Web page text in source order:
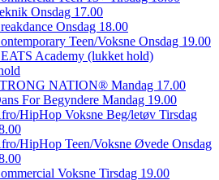
Onsdag 17.00
Onsdag 18.00
Teen/Voksne Onsdag 19.00
Academy (lukket hold)
NATION® Mandag 17.00
For Begyndere Mandag 19.00
HipHop Voksne Beg/letøv Tirsdag
HipHop Teen/Voksne Øvede Onsdag
Voksne Tirsdag 19.00